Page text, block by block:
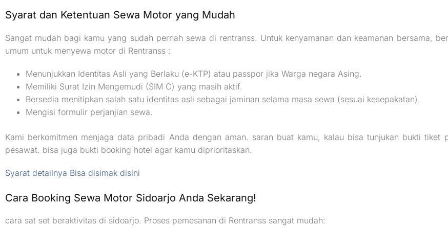
Syarat dan Ketentuan Sewa Motor yang Mudah
Sangat mudah bagi kamu yang sudah pernah sewa di rentranss. Untuk kenyamanan dan keamanan bersama,
umum untuk menyewa motor di Rentranss :
Menunjukkan Identitas Asli yang Berlaku (e-KTP) atau passpor jika Warga negara Asing.
Memiliki Surat Izin Mengemudi (SIM C) yang masih aktif.
Bersedia menitipkan salah satu identitas asli sebagai jaminan selama masa sewa (sesuai kesepakatan).
Mengisi formulir perjanjian sewa.
Kami berkomitmen menjaga data pribadi Anda dengan aman. saran buat kamu, kalau bisa tunjukan bukti tiket
pesawat. bisa juga bukti booking hotel agar kamu diprioritaskan.
Syarat detailnya Bisa disimak disini
Cara Booking Sewa Motor Sidoarjo Anda Sekarang!
cara sat set beraktivitas di sidoarjo. Proses pemesanan di Rentranss sangat mudah: